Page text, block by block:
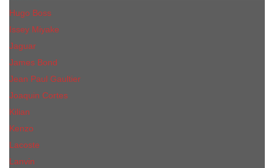
Hugo Boss
Issey Miyake
Jaguar
James Bond
Jean Paul Gaultier
Joaquin Сortes
Kilian
Kenzo
Lacoste
Lanvin